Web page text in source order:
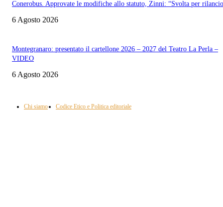
Conerobus. Approvate le modifiche allo statuto, Zinni: “Svolta per
6 Agosto 2026
Montegranaro: presentato il cartellone 2026 – 2027 del Teatro La Perla –
VIDEO
6 Agosto 2026
Chi siamo Codice Etico e Politica editoriale